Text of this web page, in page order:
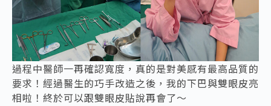
過程中醫師一再確認寬度，真的是對美感有最高品質的
要求！經過醫生的巧手改造之後，我的下巴與雙眼皮亮
相啦！終於可以跟雙眼皮貼說再會了～